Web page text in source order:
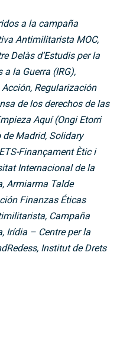
a la campaña
Antimilitarista MOC,
Delàs d’Estudis per la
la Guerra (IRG),
Regularización
de los derechos de las
Aquí (Ongi Etorri
de Madrid, Solidary
Finançament Ètic i
Internacional de la
Armiarma Talde
Finanzas Éticas
Campaña
Irídia – Centre per la
Institut de Drets